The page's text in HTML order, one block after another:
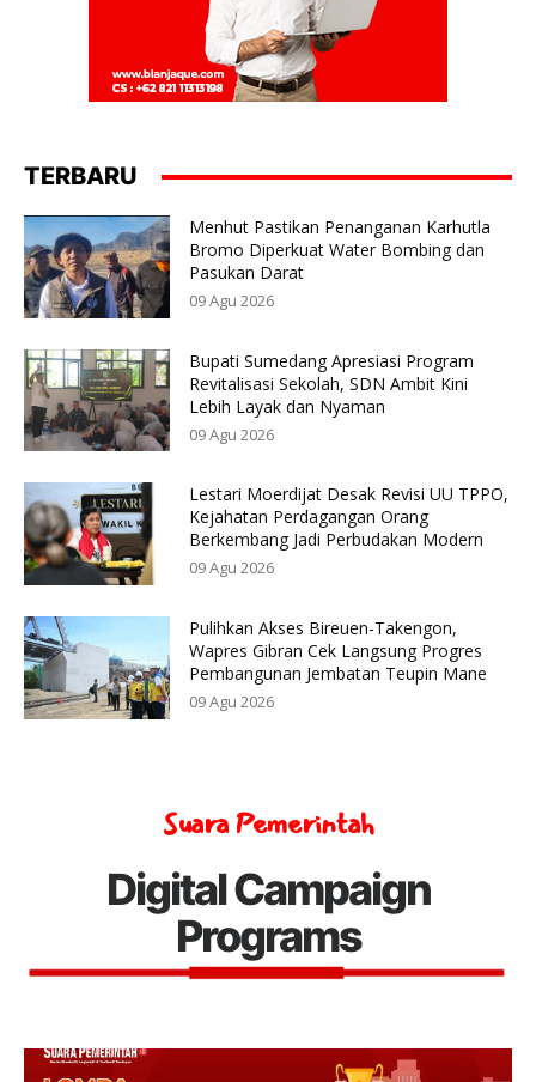
TERBARU
Menhut Pastikan Penanganan Karhutla
Bromo Diperkuat Water Bombing dan
Pasukan Darat
09 Agu 2026
Bupati Sumedang Apresiasi Program
Revitalisasi Sekolah, SDN Ambit Kini
Lebih Layak dan Nyaman
09 Agu 2026
Lestari Moerdijat Desak Revisi UU TPPO,
Kejahatan Perdagangan Orang
Berkembang Jadi Perbudakan Modern
09 Agu 2026
Pulihkan Akses Bireuen-Takengon,
Wapres Gibran Cek Langsung Progres
Pembangunan Jembatan Teupin Mane
09 Agu 2026
Suara Pemerintah
Digital Campaign
Programs